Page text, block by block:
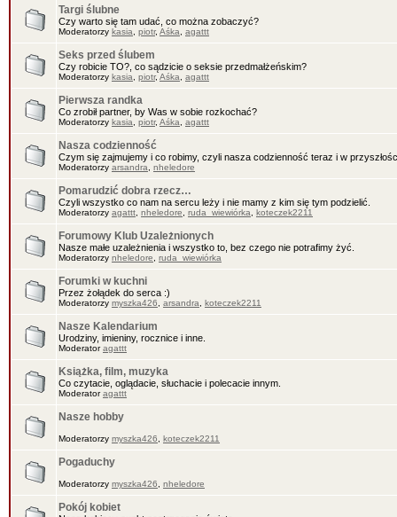
Targi ślubne
Czy warto się tam udać, co można zobaczyć?
Moderatorzy kasia piotr, Aśka agattt
Seks przed ślubem
Czy robicie TO?, co sądzicie o seksie przedmałżeńskim?
Moderatorzy kasia piotr, Aśka agattt
Pierwsza randka
Co zrobił partner, by Was w sobie rozkochać?
Moderatorzy kasia piotr, Aśka agattt
Nasza codzienność
Czym się zajmujemy i co robimy, czyli nasza codzienność teraz i w
Moderatorzy arsandra nheledore
Pomarudzić dobra rzecz…
Czyli wszystko co nam na sercu leży i nie mamy z kim się tym podzielić.
Moderatorzy agattt nheledore ruda_wiewiórka koteczek2211
Forumowy Klub Uzależnionych
Nasze małe uzależnienia i wszystko to, bez czego nie potrafimy żyć.
Moderatorzy nheledore ruda_wiewiórka
Forumki w kuchni
Przez żołądek do serca :)
Moderatorzy myszka426 arsandra koteczek2211
Nasze Kalendarium
Urodziny, imieniny, rocznice i inne.
Moderatoragattt
Książka, film, muzyka
Co czytacie, oglądacie, słuchacie i polecacie innym.
Moderatoragattt
Nasze hobby
Moderatorzy myszka426 koteczek2211
Pogaduchy
Moderatorzy myszka426 nheledore
Pokój kobiet